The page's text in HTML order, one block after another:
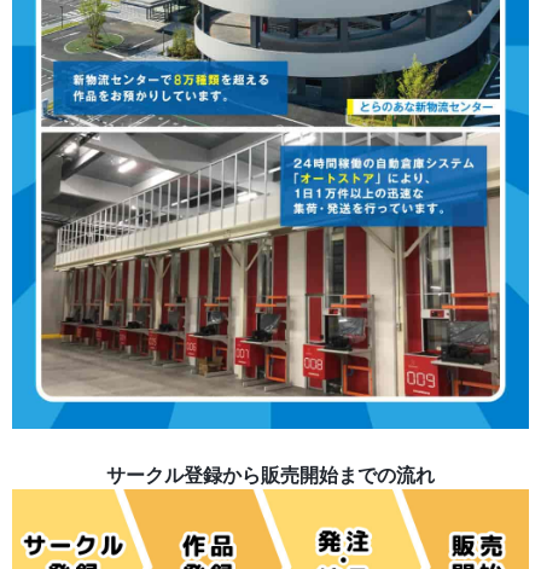
サークル登録から販売開始までの流れ